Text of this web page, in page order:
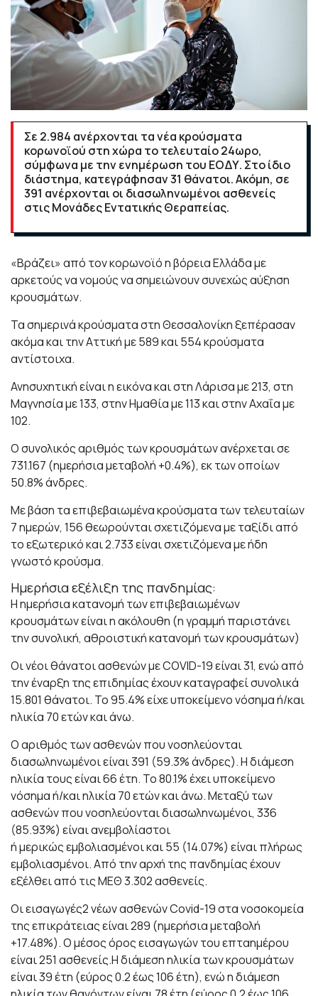
Σε 2.984 ανέρχονται τα νέα κρούσματα
κορωνοϊού στη χώρα το τελευταίο 24ωρο,
σύμφωνα με την ενημέρωση του ΕΟΔΥ. Στο ίδιο
διάστημα, κατεγράφησαν 31 θάνατοι. Ακόμη, σε
391 ανέρχονται οι διασωληνωμένοι ασθενείς
στις Μονάδες Εντατικής Θεραπείας.
«Βράζει» από τον κορωνοϊό η βόρεια Ελλάδα με
αρκετούς να νομούς να σημειώνουν συνεχώς αύξηση
κρουσμάτων.
Τα σημερινά κρούσματα στη Θεσσαλονίκη ξεπέρασαν
ακόμα και την Αττική με 589 και 554 κρούσματα
αντίστοιχα.
Ανησυχητική είναι η εικόνα και στη Λάρισα με 213, στη
Μαγνησία με 133, στην Ημαθία με 113 και στην Αχαΐα με
102.
Ο συνολικός αριθμός των κρουσμάτων ανέρχεται σε
731.167 (ημερήσια μεταβολή +0.4%), εκ των οποίων
50.8% άνδρες.
Με βάση τα επιβεβαιωμένα κρούσματα των τελευταίων
7 ημερών, 156 θεωρούνται σχετιζόμενα με ταξίδι από
το εξωτερικό και 2.733 είναι σχετιζόμενα με ήδη
γνωστό κρούσμα.
Ημερήσια εξέλιξη της πανδημίας:
Η ημερήσια κατανομή των επιβεβαιωμένων
κρουσμάτων είναι η ακόλουθη (η γραμμή παριστάνει
την συνολική, αθροιστική κατανομή των κρουσμάτων)
Οι νέοι θάνατοι ασθενών με COVID-19 είναι 31, ενώ από
την έναρξη της επιδημίας έχουν καταγραφεί συνολικά
15.801 θάνατοι. Το 95.4% είχε υποκείμενο νόσημα ή/και
ηλικία 70 ετών και άνω.
Ο αριθμός των ασθενών που νοσηλεύονται
διασωληνωμένοι είναι 391 (59.3% άνδρες). Η διάμεση
ηλικία τους είναι 66 έτη. To 80.1% έχει υποκείμενο
νόσημα ή/και ηλικία 70 ετών και άνω. Μεταξύ των
ασθενών που νοσηλεύονται διασωληνωμένοι, 336
(85.93%) είναι ανεμβολίαστοι
ή μερικώς εμβολιασμένοι και 55 (14.07%) είναι πλήρως
εμβολιασμένοι. Από την αρχή της πανδημίας έχουν
εξέλθει από τις ΜΕΘ 3.302 ασθενείς.
Οι εισαγωγές2 νέων ασθενών Covid-19 στα νοσοκομεία
της επικράτειας είναι 289 (ημερήσια μεταβολή
+17.48%). Ο μέσος όρος εισαγωγών του επταημέρου
είναι 251 ασθενείς.Η διάμεση ηλικία των κρουσμάτων
είναι 39 έτη (εύρος 0.2 έως 106 έτη), ενώ η διάμεση